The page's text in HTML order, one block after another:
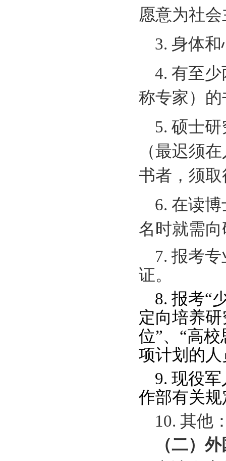
愿意为社
3. 身体和
4. 有至少
称专家）
5. 硕士研
（最迟须
书者，须
6. 在读博
名时就需
7. 报考专
证。
8. 报考“
定向培养
位”、“高
项计划的
9. 现役军
作部有关
10. 其他
（二）